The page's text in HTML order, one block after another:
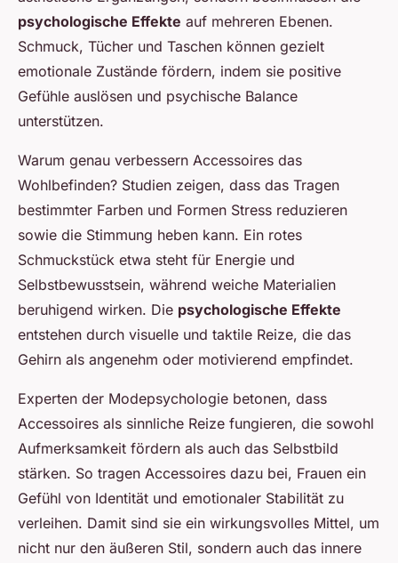
psychologische Effekte auf mehreren Ebenen.
Schmuck, Tücher und Taschen können gezielt
emotionale Zustände fördern, indem sie positive
Gefühle auslösen und psychische Balance
unterstützen.
Warum genau verbessern Accessoires das
Wohlbefinden? Studien zeigen, dass das Tragen
bestimmter Farben und Formen Stress reduzieren
sowie die Stimmung heben kann. Ein rotes
Schmuckstück etwa steht für Energie und
Selbstbewusstsein, während weiche Materialien
beruhigend wirken. Die psychologische Effekte
entstehen durch visuelle und taktile Reize, die das
Gehirn als angenehm oder motivierend empfindet.
Experten der Modepsychologie betonen, dass
Accessoires als sinnliche Reize fungieren, die sowohl
Aufmerksamkeit fördern als auch das Selbstbild
stärken. So tragen Accessoires dazu bei, Frauen ein
Gefühl von Identität und emotionaler Stabilität zu
verleihen. Damit sind sie ein wirkungsvolles Mittel, um
nicht nur den äußeren Stil, sondern auch das innere